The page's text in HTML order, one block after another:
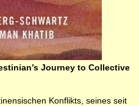
Journey to Collective
Konflikts, seines seit